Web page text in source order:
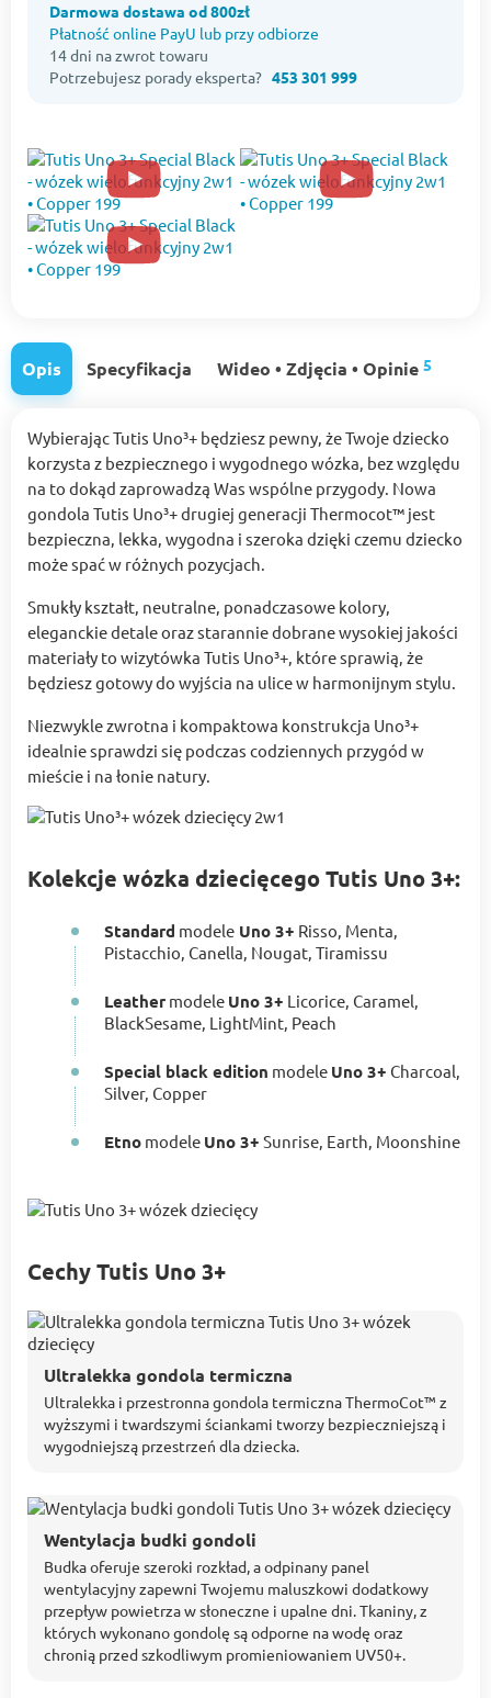
Darmowa dostawa od 800zł
Płatność online PayU lub przy odbiorze
14 dni na zwrot towaru
Potrzebujesz porady eksperta? 453 301 999
Opis Specyfikacja Wideo • Zdjęcia • Opinie 5
Wybierając Tutis Uno³+ będziesz pewny, że Twoje dziecko
korzysta z bezpiecznego i wygodnego wózka, bez względu
na to dokąd zaprowadzą Was wspólne przygody. Nowa
gondola Tutis Uno³+ drugiej generacji Thermocot™ jest
bezpieczna, lekka, wygodna i szeroka dzięki czemu dziecko
może spać w różnych pozycjach.
Smukły kształt, neutralne, ponadczasowe kolory,
eleganckie detale oraz starannie dobrane wysokiej jakości
materiały to wizytówka Tutis Uno³+, które sprawią, że
będziesz gotowy do wyjścia na ulice w harmonijnym stylu.
Niezwykle zwrotna i kompaktowa konstrukcja Uno³+
idealnie sprawdzi się podczas codziennych przygód w
mieście i na łonie natury.
Kolekcje wózka dziecięcego Tutis Uno 3+:
Standard modele Uno 3+ Risso, Menta,
Pistacchio, Canella, Nougat, Tiramissu
Leather modele Uno 3+ Licorice, Caramel,
BlackSesame, LightMint, Peach
Special black edition modele Uno 3+ Charcoal,
Silver, Copper
Etno modele Uno 3+ Sunrise, Earth, Moonshine
Cechy Tutis Uno 3+
Ultralekka gondola termiczna
Ultralekka i przestronna gondola termiczna ThermoCot™ z
wyższymi i twardszymi ściankami tworzy bezpieczniejszą i
wygodniejszą przestrzeń dla dziecka.
Wentylacja budki gondoli
Budka oferuje szeroki rozkład, a odpinany panel
wentylacyjny zapewni Twojemu maluszkowi dodatkowy
przepływ powietrza w słoneczne i upalne dni. Tkaniny, z
których wykonano gondolę są odporne na wodę oraz
chronią przed szkodliwym promieniowaniem UV50+.